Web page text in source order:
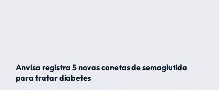
Anvisa registra 5 novas canetas de semaglutida
para tratar diabetes